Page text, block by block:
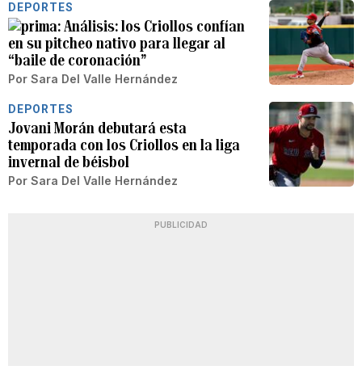
DEPORTES
Análisis: los Criollos confían
en su pitcheo nativo para llegar al
“baile de coronación”
Por Sara Del Valle Hernández
DEPORTES
Jovani Morán debutará esta
temporada con los Criollos en la liga
invernal de béisbol
Por Sara Del Valle Hernández
PUBLICIDAD